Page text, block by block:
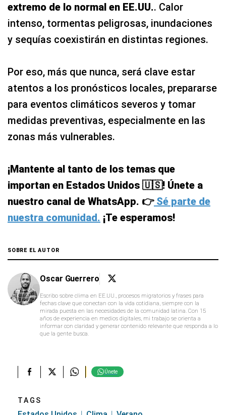
extremo de lo normal en EE.UU.. Calor
intenso, tormentas peligrosas, inundaciones
y sequías coexistirán en distintas regiones.
Por eso, más que nunca, será clave estar
atentos a los pronósticos locales, prepararse
para eventos climáticos severos y tomar
medidas preventivas, especialmente en las
zonas más vulnerables.
¡Mantente al tanto de los temas que
importan en Estados Unidos 🇺🇸! Únete a
nuestro canal de WhatsApp. 👉Sé parte de
nuestra comunidad. ¡Te esperamos!
SOBRE EL AUTOR
Oscar Guerrero
Escribo sobre clima en EE.UU., procesos migratorios y frases para
fechas clave que conectan con la vida cotidiana, siempre con la
mirada puesta en las necesidades de la comunidad latina. Con 15
años de experiencia en medios digitales, mi trabajo se orienta a
informar con claridad y generar contenido relevante que responda a lo
que la gente busca.
Únete
TAGS